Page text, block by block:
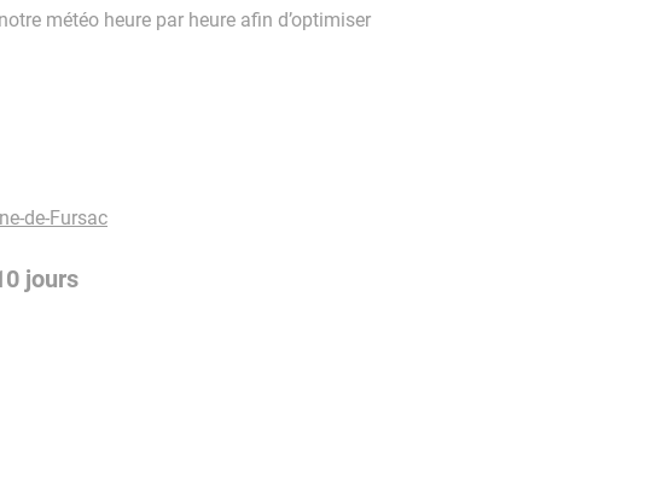
météo heure par heure afin d’optimiser
de-Fursac
jours